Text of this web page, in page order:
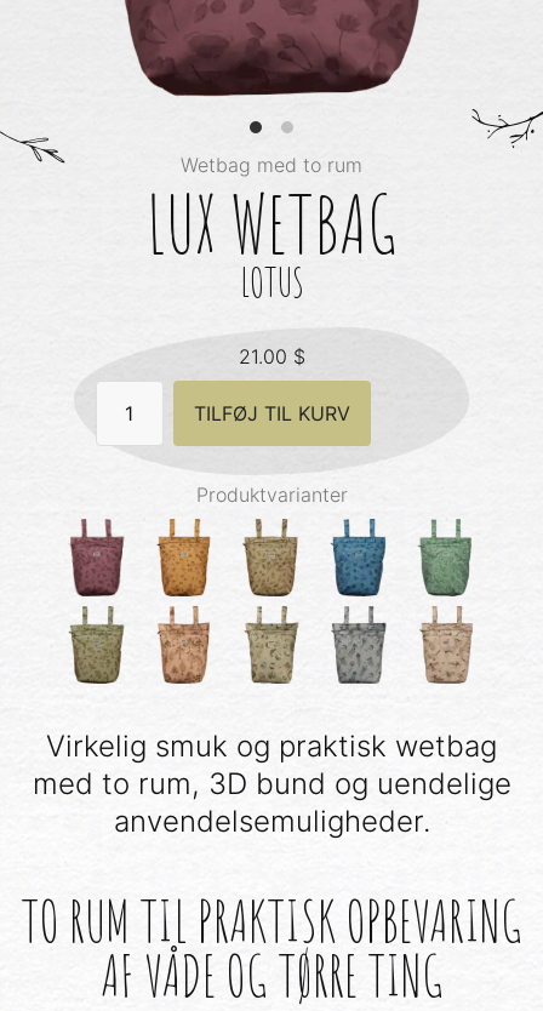
Wetbag med to rum
LUX WETBAG
LOTUS
21.00 $
Wetbag
-
Lotus
TILFØJ TIL KURV
Produktvarianter
Virkelig smuk og praktisk wetbag
med to rum, 3D bund og uendelige
anvendelsemuligheder.
TO RUM TIL PRAKTISK OPBEVARING
AF VÅDE OG TØRRE TING